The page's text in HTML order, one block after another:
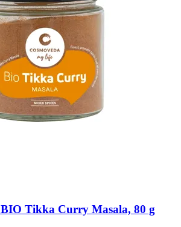
BIO Tikka Curry Masala, 80 g